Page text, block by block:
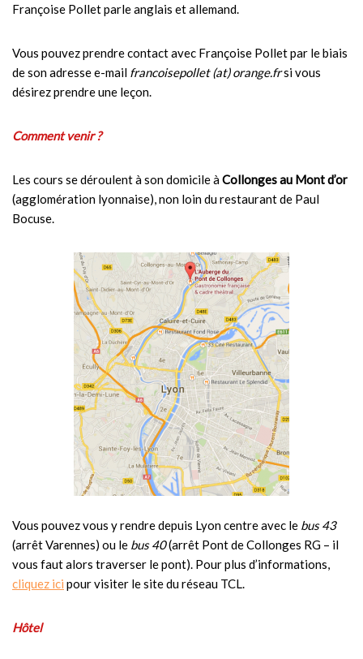
Françoise Pollet parle anglais et allemand.
Vous pouvez prendre contact avec Françoise Pollet par le biais
de son adresse e-mail francoisepollet (at) orange.frsi vous
désirez prendre une leçon.
Comment venir ?
Les cours se déroulent à son domicile àCollonges au Mont d’or
(agglomération lyonnaise), non loin du restaurant de Paul
Bocuse.
Vous pouvez vous y rendre depuis Lyon centre avec le bus 43
(arrêt Varennes) ou le bus 40(arrêt Pont de Collonges RG – il
vous faut alors traverser le pont). Pour plus d’informations,
cliquez ici pour visiter le site du réseau TCL.
Hôtel